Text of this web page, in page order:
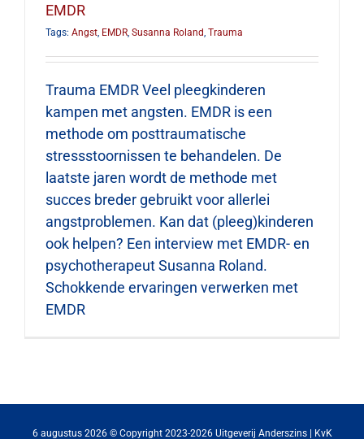
Bibliotheek
Contact
Zoeken
EMDR
Tags: Angst, EMDR, Susanna Roland, Trauma
Trauma EMDR Veel pleegkinderen
kampen met angsten. EMDR is een
methode om posttraumatische
stressstoornissen te behandelen. De
laatste jaren wordt de methode met
succes breder gebruikt voor allerlei
angstproblemen. Kan dat (pleeg)kinderen
ook helpen? Een interview met EMDR- en
psycho­therapeut Susanna Roland.
Schokkende ervaringen verwerken met
EMDR
6 augustus 2026 © Copyright 2023-2026 Uitgeverij Anderszins | KvK